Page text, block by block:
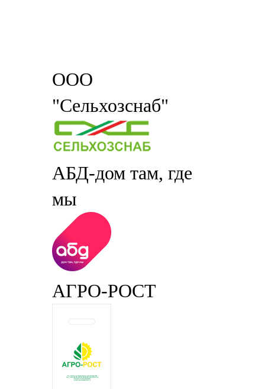
ООО
"Сельхозснаб"
АБД-дом там, где
мы
АГРО-РОСТ